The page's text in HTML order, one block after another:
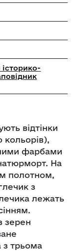
відтінки
кольорів),
фарбами
На
полотном,
з
лежать
зерен
з трьома